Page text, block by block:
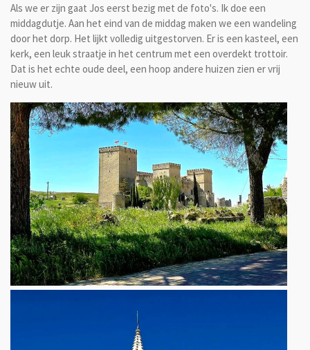
Als we er zijn gaat Jos eerst bezig met de foto's. Ik doe een
middagdutje. Aan het eind van de middag maken we een wandeling
door het dorp. Het lijkt volledig uitgestorven. Er is een kasteel, een
kerk, een leuk straatje in het centrum met een overdekt trottoir.
Dat is het echte oude deel, een hoop andere huizen zien er vrij
nieuw uit.